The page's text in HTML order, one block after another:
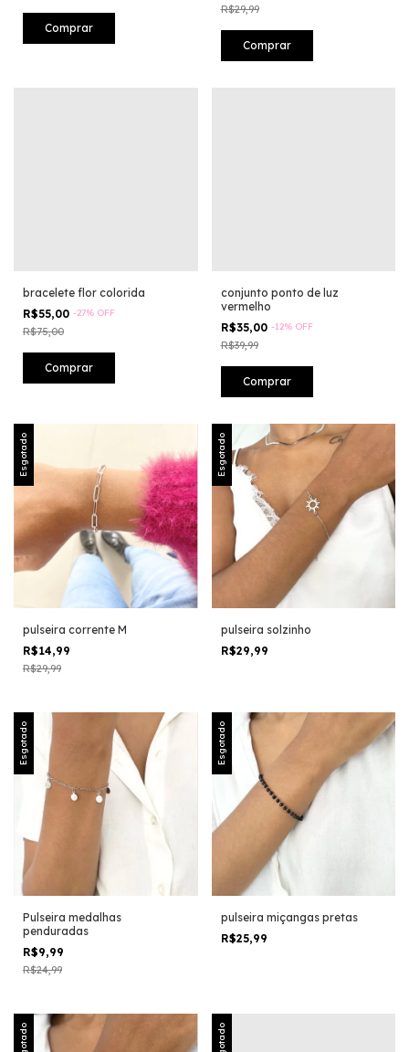
R$29,99
bracelete flor colorida
R$55,00 -27% OFF
R$75,00
conjunto ponto de luz
vermelho
R$35,00 -12% OFF
R$39,99
Esgotado
pulseira corrente M
R$14,99
R$29,99
Esgotado
pulseira solzinho
R$29,99
Esgotado
Pulseira medalhas
penduradas
R$9,99
R$24,99
Esgotado
pulseira miçangas pretas
R$25,99